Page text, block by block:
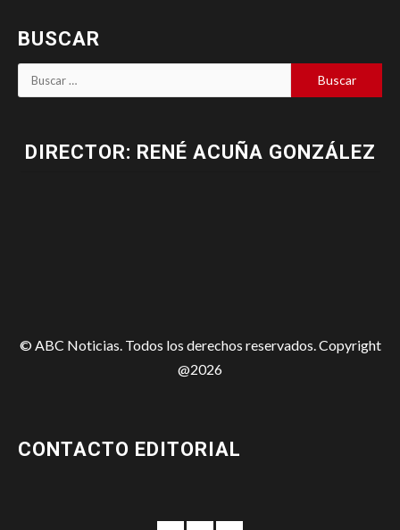
BUSCAR
DIRECTOR: RENÉ ACUÑA GONZÁLEZ
© ABC Noticias. Todos los derechos reservados. Copyright
@2026
CONTACTO EDITORIAL